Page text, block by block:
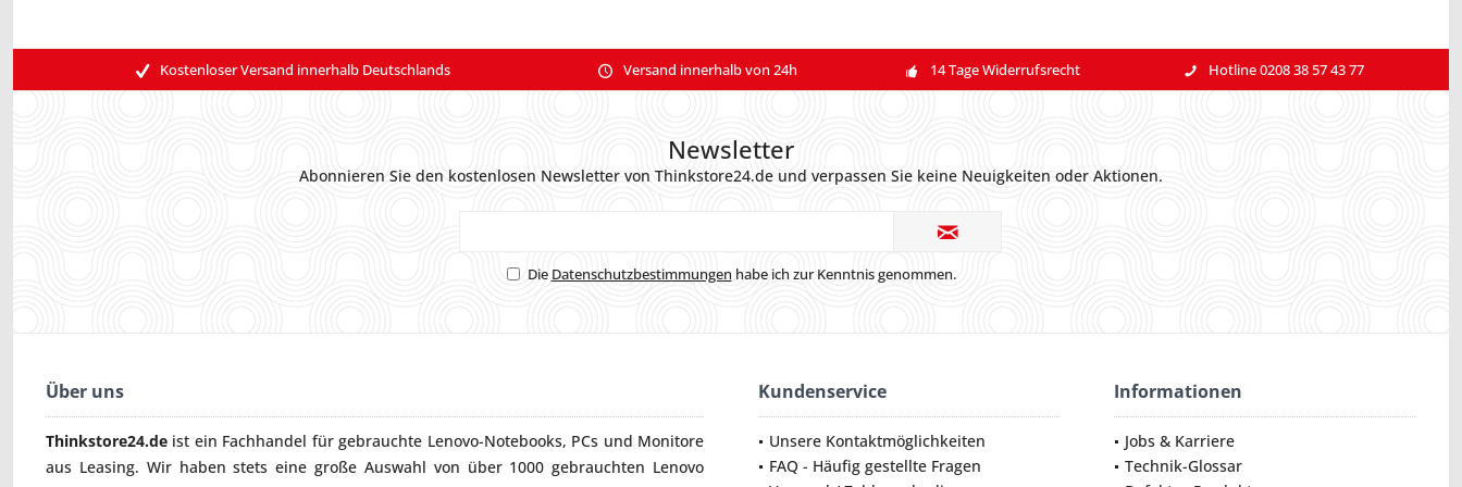
Kostenloser Versand innerhalb Deutschlands Versand innerhalb von 24h 14 Tage Widerrufsrecht Hotline 0208 38 57 43 77
Newsletter
Abonnieren Sie den kostenlosen Newsletter von Thinkstore24.de und verpassen Sie keine Neuigkeiten oder Aktionen.
Die Datenschutzbestimmungen habe ich zur Kenntnis genommen.
Über uns
Thinkstore24.de ist ein Fachhandel für gebrauchte Lenovo-Notebooks, PCs und Monitore
aus Leasing. Wir haben stets eine große Auswahl von über 1000 gebrauchten Lenovo
Kundenservice
Unsere Kontaktmöglichkeiten
FAQ - Häufig gestellte Fragen
Informationen
Jobs & Karriere
Technik-Glossar